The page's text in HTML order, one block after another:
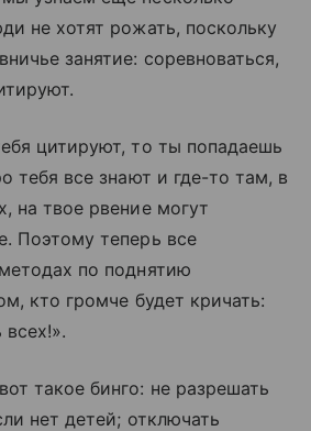
не хотят рожать, поскольку
занятие: соревноваться,
цитируют, то ты попадаешь
тебя все знают и где-то там, в
на твое рвение могут
Поэтому теперь все
по поднятию
кто громче будет кричать:
такое бинго: не разрешать
нет детей; отключать